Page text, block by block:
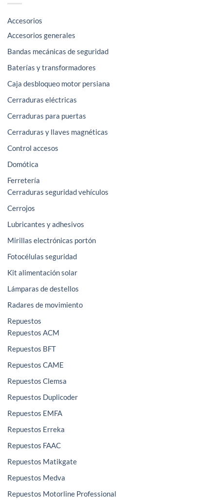
Accesorios
Accesorios generales
Bandas mecánicas de seguridad
Baterías y transformadores
Caja desbloqueo motor persiana
Cerraduras eléctricas
Cerraduras para puertas
Cerraduras y llaves magnéticas
Control accesos
Domótica
Ferretería
Cerraduras seguridad vehículos
Cerrojos
Lubricantes y adhesivos
Mirillas electrónicas portón
Fotocélulas seguridad
Kit alimentación solar
Lámparas de destellos
Radares de movimiento
Repuestos
Repuestos ACM
Repuestos BFT
Repuestos CAME
Repuestos Clemsa
Repuestos Duplicoder
Repuestos EMFA
Repuestos Erreka
Repuestos FAAC
Repuestos Matikgate
Repuestos Medva
Repuestos Motorline Professional